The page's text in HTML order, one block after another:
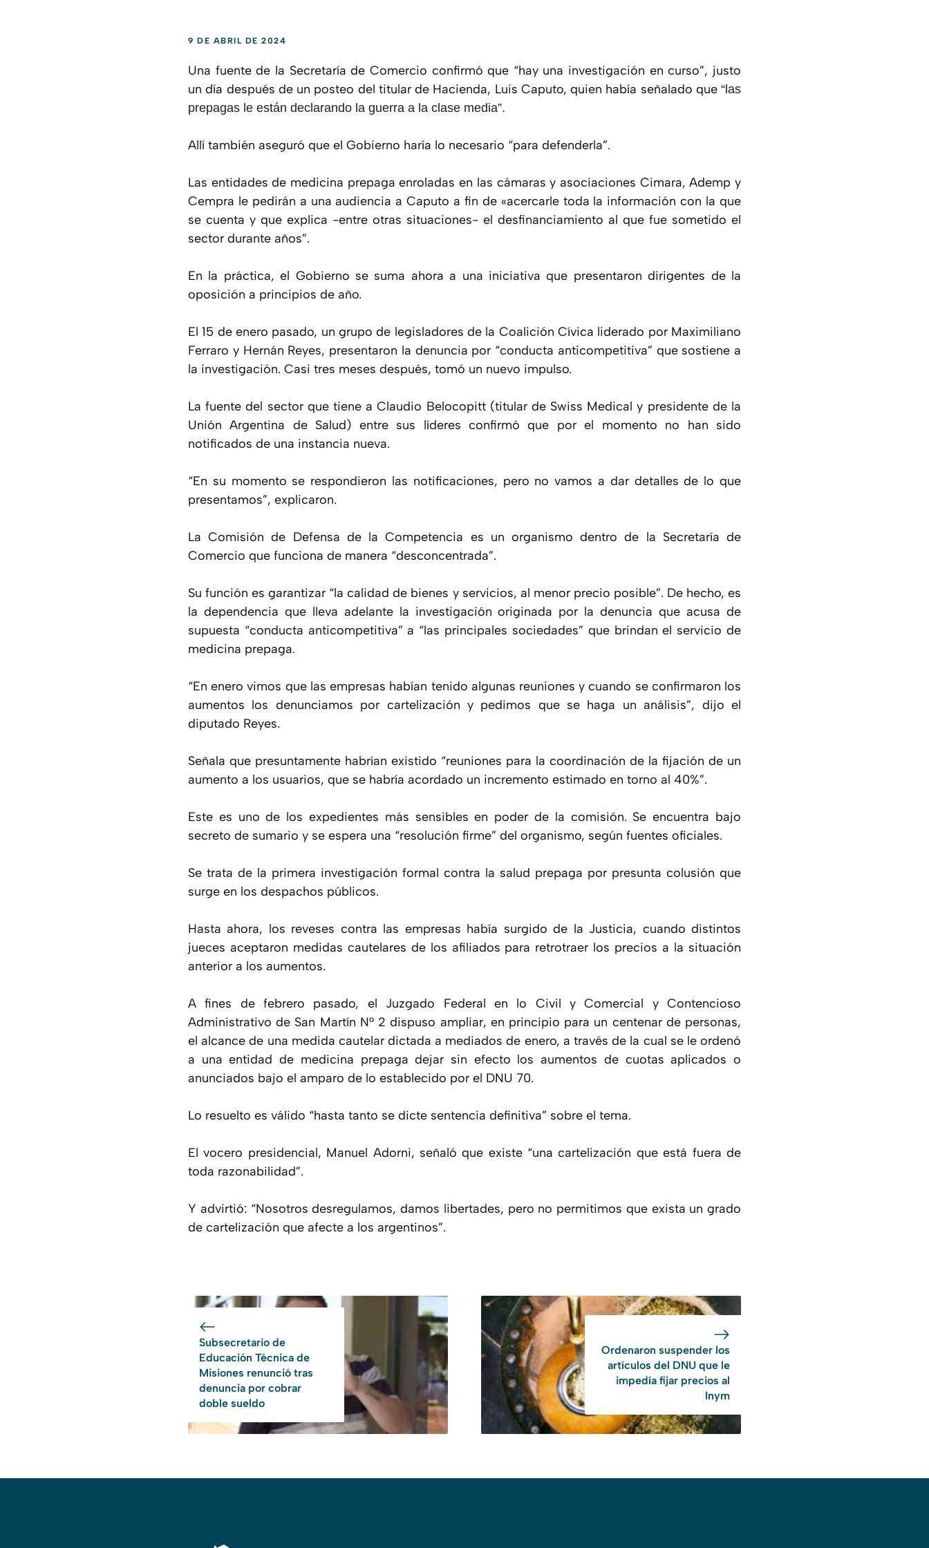
9 DE ABRIL DE 2024
Una fuente de la Secretaría de Comercio confirmó que “hay una investigación en curso”, justo
un día después de un posteo del titular de Hacienda, Luis Caputo, quien había señalado que “las
prepagas le están declarando la guerra a la clase media”.
Allí también aseguró que el Gobierno haría lo necesario “para defenderla”.
Las entidades de medicina prepaga enroladas en las cámaras y asociaciones Cimara, Ademp y
Cempra le pedirán a una audiencia a Caputo a fin de «acercarle toda la información con la que
se cuenta y que explica -entre otras situaciones- el desfinanciamiento al que fue sometido el
sector durante años”.
En la práctica, el Gobierno se suma ahora a una iniciativa que presentaron dirigentes de la
oposición a principios de año.
El 15 de enero pasado, un grupo de legisladores de la Coalición Cívica liderado por Maximiliano
Ferraro y Hernán Reyes, presentaron la denuncia por “conducta anticompetitiva” que sostiene a
la investigación. Casi tres meses después, tomó un nuevo impulso.
La fuente del sector que tiene a Claudio Belocopitt (titular de Swiss Medical y presidente de la
Unión Argentina de Salud) entre sus líderes confirmó que por el momento no han sido
notificados de una instancia nueva.
“En su momento se respondieron las notificaciones, pero no vamos a dar detalles de lo que
presentamos”, explicaron.
La Comisión de Defensa de la Competencia es un organismo dentro de la Secretaría de
Comercio que funciona de manera “desconcentrada”.
Su función es garantizar “la calidad de bienes y servicios, al menor precio posible”. De hecho, es
la dependencia que lleva adelante la investigación originada por la denuncia que acusa de
supuesta “conducta anticompetitiva” a “las principales sociedades” que brindan el servicio de
medicina prepaga.
“En enero vimos que las empresas habían tenido algunas reuniones y cuando se confirmaron los
aumentos los denunciamos por cartelización y pedimos que se haga un análisis”, dijo el
diputado Reyes.
Señala que presuntamente habrían existido “reuniones para la coordinación de la fijación de un
aumento a los usuarios, que se habría acordado un incremento estimado en torno al 40%”.
Este es uno de los expedientes más sensibles en poder de la comisión. Se encuentra bajo
secreto de sumario y se espera una “resolución firme” del organismo, según fuentes oficiales.
Se trata de la primera investigación formal contra la salud prepaga por presunta colusión que
surge en los despachos públicos.
Hasta ahora, los reveses contra las empresas había surgido de la Justicia, cuando distintos
jueces aceptaron medidas cautelares de los afiliados para retrotraer los precios a la situación
anterior a los aumentos.
A fines de febrero pasado, el Juzgado Federal en lo Civil y Comercial y Contencioso
Administrativo de San Martín N° 2 dispuso ampliar, en principio para un centenar de personas,
el alcance de una medida cautelar dictada a mediados de enero, a través de la cual se le ordenó
a una entidad de medicina prepaga dejar sin efecto los aumentos de cuotas aplicados o
anunciados bajo el amparo de lo establecido por el DNU 70.
Lo resuelto es válido “hasta tanto se dicte sentencia definitiva” sobre el tema.
El vocero presidencial, Manuel Adorni, señaló que existe “una cartelización que está fuera de
toda razonabilidad”.
Y advirtió: “Nosotros desregulamos, damos libertades, pero no permitimos que exista un grado
de cartelización que afecte a los argentinos”.
Subsecretario de
Educación Técnica de
Misiones renunció tras
denuncia por cobrar
doble sueldo
Ordenaron suspender los
artículos del DNU que le
impedía fijar precios al
Inym